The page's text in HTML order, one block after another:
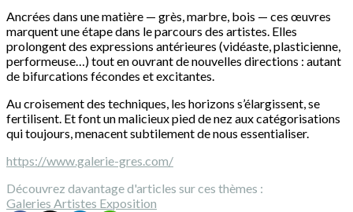
Ancrées dans une matière — grès, marbre, bois — ces œuvres
marquent une étape dans le parcours des artistes. Elles
prolongent des expressions antérieures (vidéaste, plasticienne,
performeuse…) tout en ouvrant de nouvelles directions : autant
de bifurcations fécondes et excitantes.
Au croisement des techniques, les horizons s’élargissent, se
fertilisent. Et font un malicieux pied de nez aux catégorisations
qui toujours, menacent subtilement de nous essentialiser.
https://www.galerie-gres.com/
Découvrez davantage d'articles sur ces thèmes :
Galeries Artistes Exposition